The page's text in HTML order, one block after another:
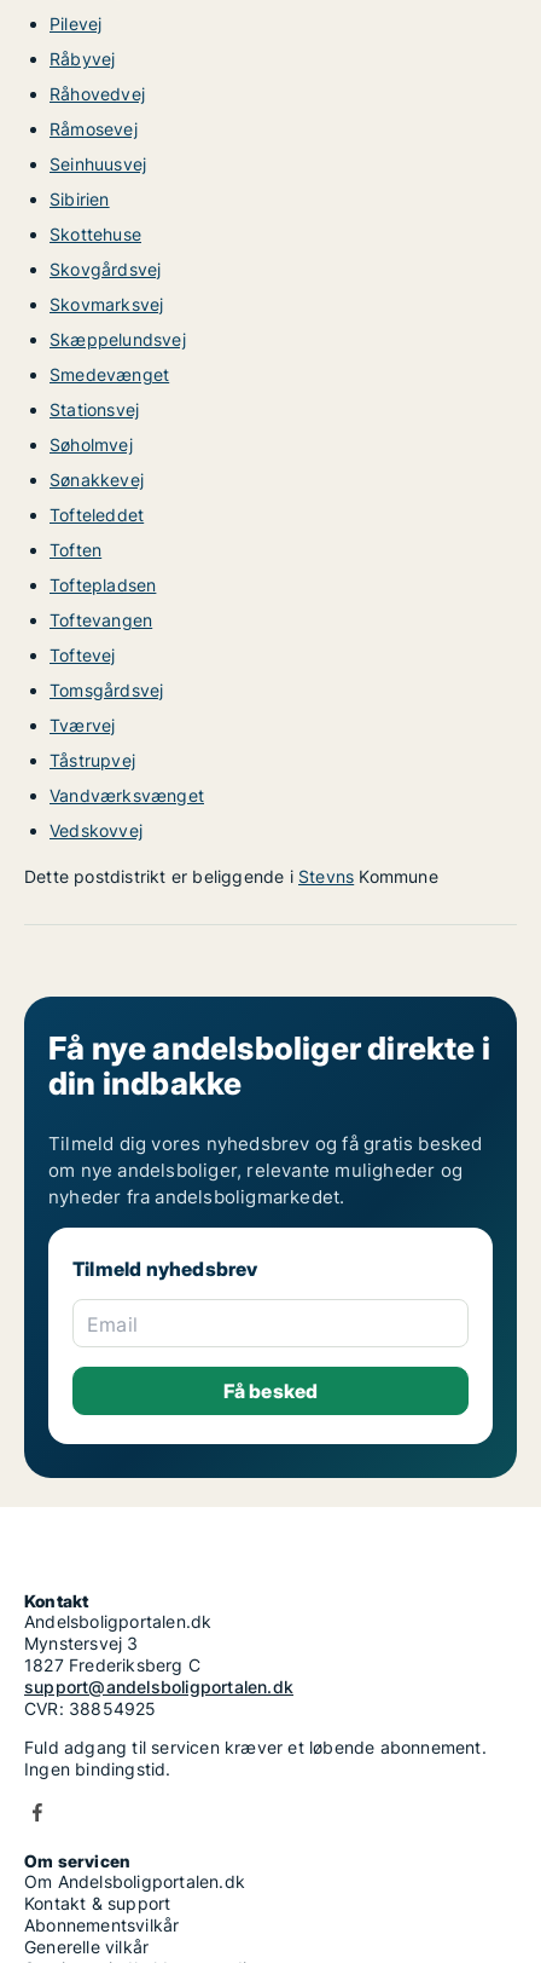
Pilevej
Råbyvej
Råhovedvej
Råmosevej
Seinhuusvej
Sibirien
Skottehuse
Skovgårdsvej
Skovmarksvej
Skæppelundsvej
Smedevænget
Stationsvej
Søholmvej
Sønakkevej
Tofteleddet
Toften
Toftepladsen
Toftevangen
Toftevej
Tomsgårdsvej
Tværvej
Tåstrupvej
Vandværksvænget
Vedskovvej
Dette postdistrikt er beliggende i Stevns Kommune
Få nye andelsboliger direkte i
din indbakke
Tilmeld dig vores nyhedsbrev og få gratis besked
om nye andelsboliger, relevante muligheder og
nyheder fra andelsboligmarkedet.
Tilmeld nyhedsbrev
Email
Kontakt
Andelsboligportalen.dk
Mynstersvej 3
1827 Frederiksberg C
support@andelsboligportalen.dk
CVR: 38854925
Fuld adgang til servicen kræver et løbende abonnement.
Ingen bindingstid.
Om servicen
Om Andelsboligportalen.dk
Kontakt & support
Abonnementsvilkår
Generelle vilkår